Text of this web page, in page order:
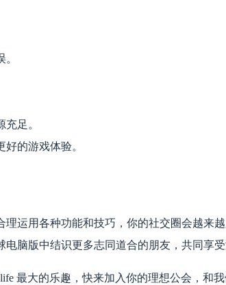
足。
的游戏体验。
理运用各种功能和技巧，你的社交圈会越来
脑版中结识更多志同道合的朋友，共同享受
最大的乐趣，快来加入你的理想公会，和